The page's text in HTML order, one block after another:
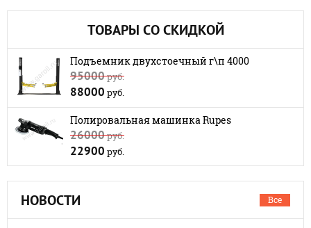
ТОВАРЫ СО СКИДКОЙ
Подъемник двухстоечный г\п 4000
95000руб.
88000 руб.
Полировальная машинка Rupes
26000руб.
22900 руб.
НОВОСТИ Все